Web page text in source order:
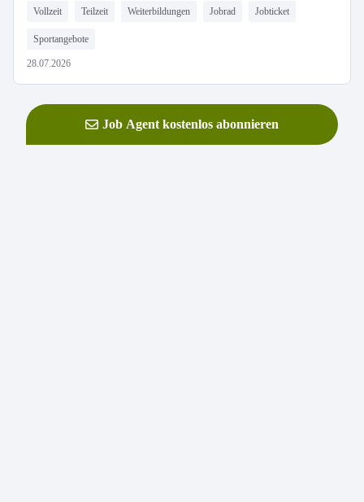
Vollzeit Teilzeit Weiterbildungen Jobrad Jobticket
Sportangebote
28.07.2026
Job Agent kostenlos abonnieren